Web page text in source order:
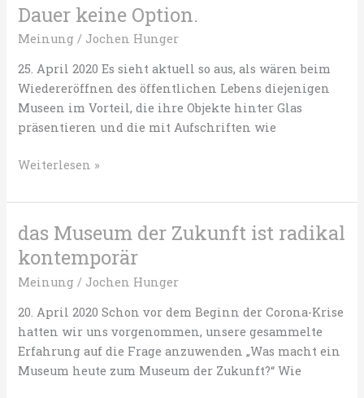
Dauer keine Option.
Meinung / Jochen Hunger
25. April 2020 Es sieht aktuell so aus, als wären beim
Wiedereröffnen des öffentlichen Lebens diejenigen
Museen im Vorteil, die ihre Objekte hinter Glas
präsentieren und die mit Aufschriften wie
Re-
„Bitte
nicht
berühren“
ist
das
der
Stunde,
aber
auf
Weiterlesen »
das Museum der Zukunft ist radikal
kontemporär
Meinung / Jochen Hunger
20. April 2020 Schon vor dem Beginn der Corona-Krise
hatten wir uns vorgenommen, unsere gesammelte
Erfahrung auf die Frage anzuwenden „Was macht ein
Museum heute zum Museum der Zukunft?“ Wie